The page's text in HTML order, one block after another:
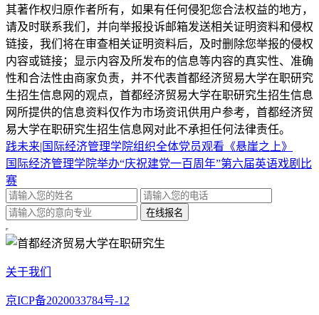
其著作权归原作者所有，如果有任何侵犯您合法权益的地方，
请及时联系我们，并向举报投诉邮箱发送相关证明资料和侵权
链接，我们将在审查相关证明资料后，及时删除您举报的侵权
内容或链接；显示内容及所发布的信息等内容的真实性、准确
性和合法性由商家负责，并不代表首都经济贸易大学在职研究
生招生信息网的观点，首都经济贸易大学在职研究生招生信息
网所提供的信息资料仅作为市场资讯供用户参考，首都经济贸
易大学在职研究生招生信息网对此不承担任何法律责任。
践未来|国际经济管理学院组织全体党员观看《悬崖之上》
国际经济管理学院举办“庆祝建党一百周年”第六届英语戏剧比
赛
关于我们
京ICP备2020033784号-12